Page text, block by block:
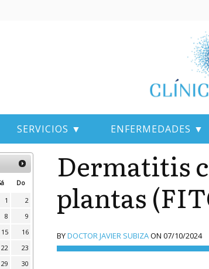
SERVICIOS ▼ ENFERMEDADES ▼
Dermatitis
plantas
BYDOCTOR JAVIER SUBIZAON 07/10/2024
Do
1
2
8
9
15
16
22
23
29
30